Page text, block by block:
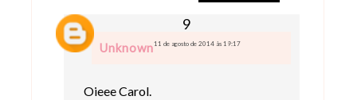
Unknown11 de agosto de 2014 às 19:17
Oieee Carol.